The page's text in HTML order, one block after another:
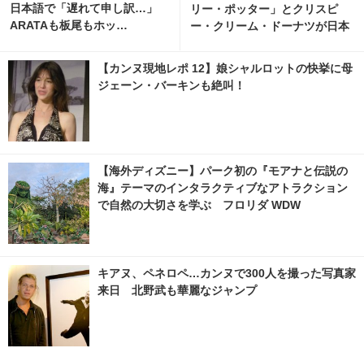
日本語で「遅れて申し訳…」
ARATAも板尾もホッ…
リー・ポッター」とクリスピ
ー・クリーム・ドーナツが日本
【カンヌ現地レポ 12】娘シャルロットの快挙に母
ジェーン・バーキンも絶叫！
【海外ディズニー】パーク初の『モアナと伝説の
海』テーマのインタラクティブなアトラクション
で自然の大切さを学ぶ フロリダ WDW
キアヌ、ペネロペ…カンヌで300人を撮った写真家
来日 北野武も華麗なジャンプ